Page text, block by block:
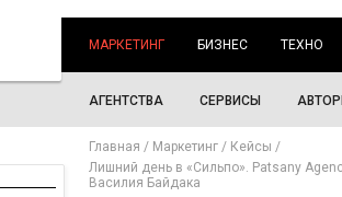
МАРКЕТИНГ БИЗНЕС ТЕХНО
АГЕНТСТВА СЕРВИСЫ
Главная Маркетинг
Кейсы
Лишний день в «Сильпо». Patsany
Василия Байдака